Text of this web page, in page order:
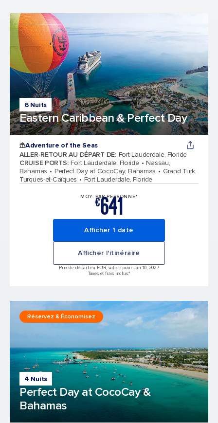
6 Nuits
Eastern Caribbean & Perfect Day
Adventure of the Seas
ALLER-RETOUR AU DÉPART DE: Fort Lauderdale, Floride
CRUISE PORTS: Fort Lauderdale, Floride
Nassau,
Bahamas
Perfect Day at CocoCay, Bahamas
Grand Turk,
Turques-et-Caïques
Fort Lauderdale, Floride
MOY. PAR PERSONNE*
€641
Afficher 1 date
Afficher l'itinéraire
Prix de départ en EUR, valide pour Jan 10, 2027
Taxes et frais inclus.*
4 Nuits
Perfect Day at CocoCay &
Bahamas
Réservez & Économisez